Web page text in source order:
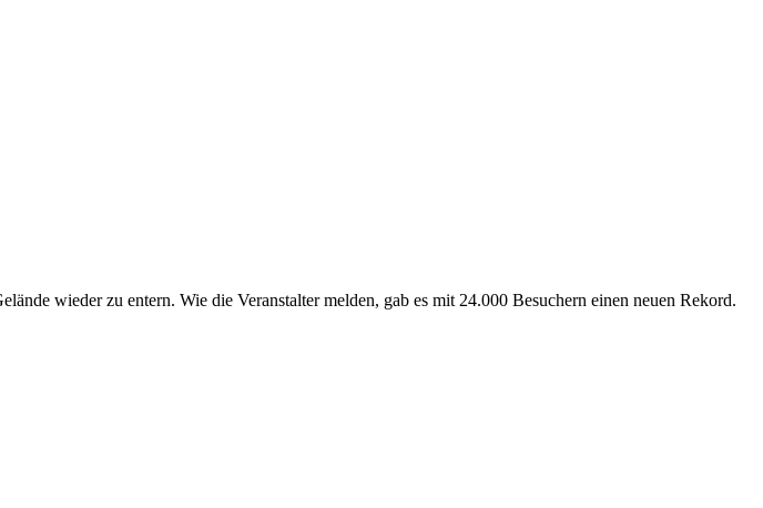
wieder zu entern. Wie die Veranstalter melden, gab es mit 24.000 Besuchern einen neuen Rekord.